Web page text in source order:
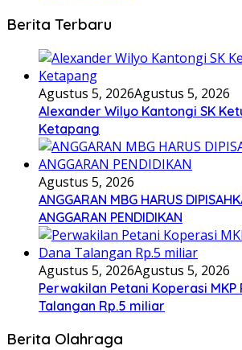
Berita Terbaru
Agustus 5, 2026Agustus 5, 2026
Alexander Wilyo Kantongi SK
Ketapang
Agustus 5, 2026
ANGGARAN MBG HARUS
ANGGARAN PENDIDIKAN
Agustus 5, 2026Agustus 5, 2026
Perwakilan Petani Koperasi
Talangan Rp.5 miliar
Berita Olahraga